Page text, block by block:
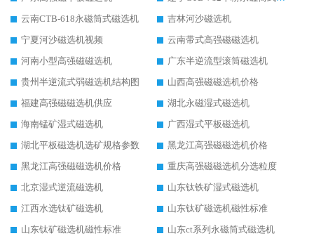
云南CTB-618永磁筒式磁选机
吉林河沙磁选机
宁夏河沙磁选机视频
云南带式高强磁磁选机
河南小型高强磁磁选机
广东半逆流型滚筒磁选机
贵州半逆流式弱磁选机结构图
山西高强磁磁选机价格
福建高强磁磁选机供应
湖北永磁湿式磁选机
海南锰矿湿式磁选机
广西湿式平板磁选机
湖北平板磁选机选矿规格参数
黑龙江高强磁磁选机价格
黑龙江高强磁磁选机价格
重庆高强磁磁选机分选粒度
北京湿式逆流磁选机
山东钛铁矿湿式磁选机
江西水选钛矿磁选机
山东钛矿磁选机磁性标准
山东钛矿磁选机磁性标准
山东ct系列永磁筒式磁选机